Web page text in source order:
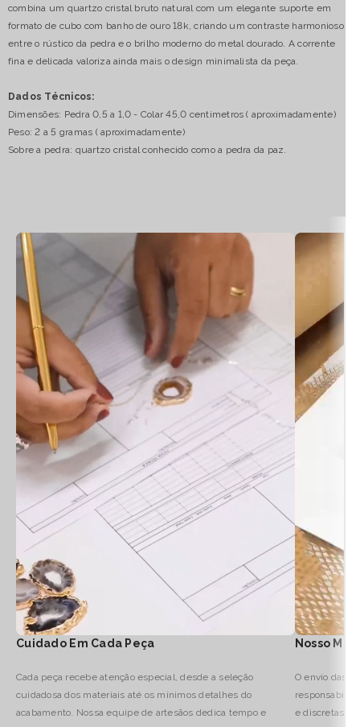
combina um quartzo cristal bruto natural com um elegante suporte em
formato de cubo com banho de ouro 18k, criando um contraste harmonioso
entre o rústico da pedra e o brilho moderno do metal dourado. A corrente
fina e delicada valoriza ainda mais o design minimalista da peça.
Dados Técnicos:
Dimensões: Pedra 0,5 a 1,0 - Colar 45,0 centimetros ( aproximadamente)
Peso: 2 a 5 gramas ( aproximadamente)
Sobre a pedra: quartzo cristal conhecido como a pedra da paz.
Cuidado Em Cada Peça
Cada peça recebe atenção especial, desde a seleção
cuidadosa dos materiais até os mínimos detalhes do
acabamento. Nossa equipe de artesãos dedica tempo e
Nosso
O envio das
e discretas,